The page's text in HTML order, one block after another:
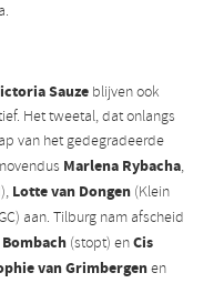
Sauze blijven ook
Het tweetal, dat onlangs
van het gedegradeerde
Marlena Rybacha,
Lotte van Dongen (Klein
aan. Tilburg nam afscheid
(stopt) enCis
van Grimbergenen